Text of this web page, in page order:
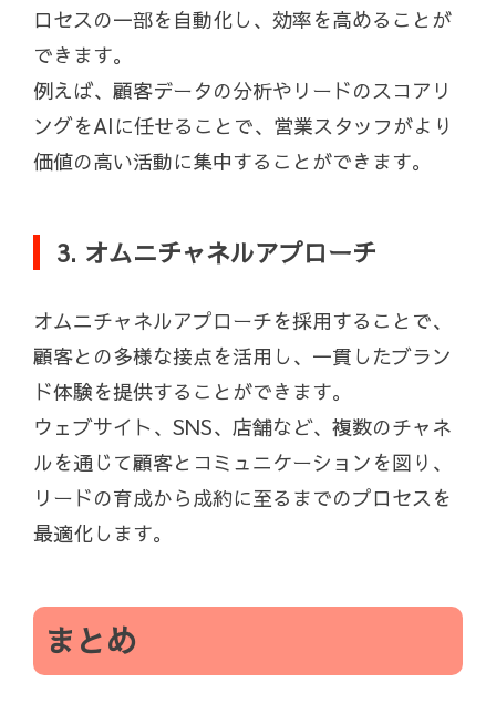
ロセスの一部を自動化し、効率を高めることが
できます。
例えば、顧客データの分析やリードのスコアリ
ングをAIに任せることで、営業スタッフがより
価値の高い活動に集中することができます。
3. オムニチャネルアプローチ
オムニチャネルアプローチを採用することで、
顧客との多様な接点を活用し、一貫したブラン
ド体験を提供することができます。
ウェブサイト、SNS、店舗など、複数のチャネ
ルを通じて顧客とコミュニケーションを図り、
リードの育成から成約に至るまでのプロセスを
最適化します。
まとめ